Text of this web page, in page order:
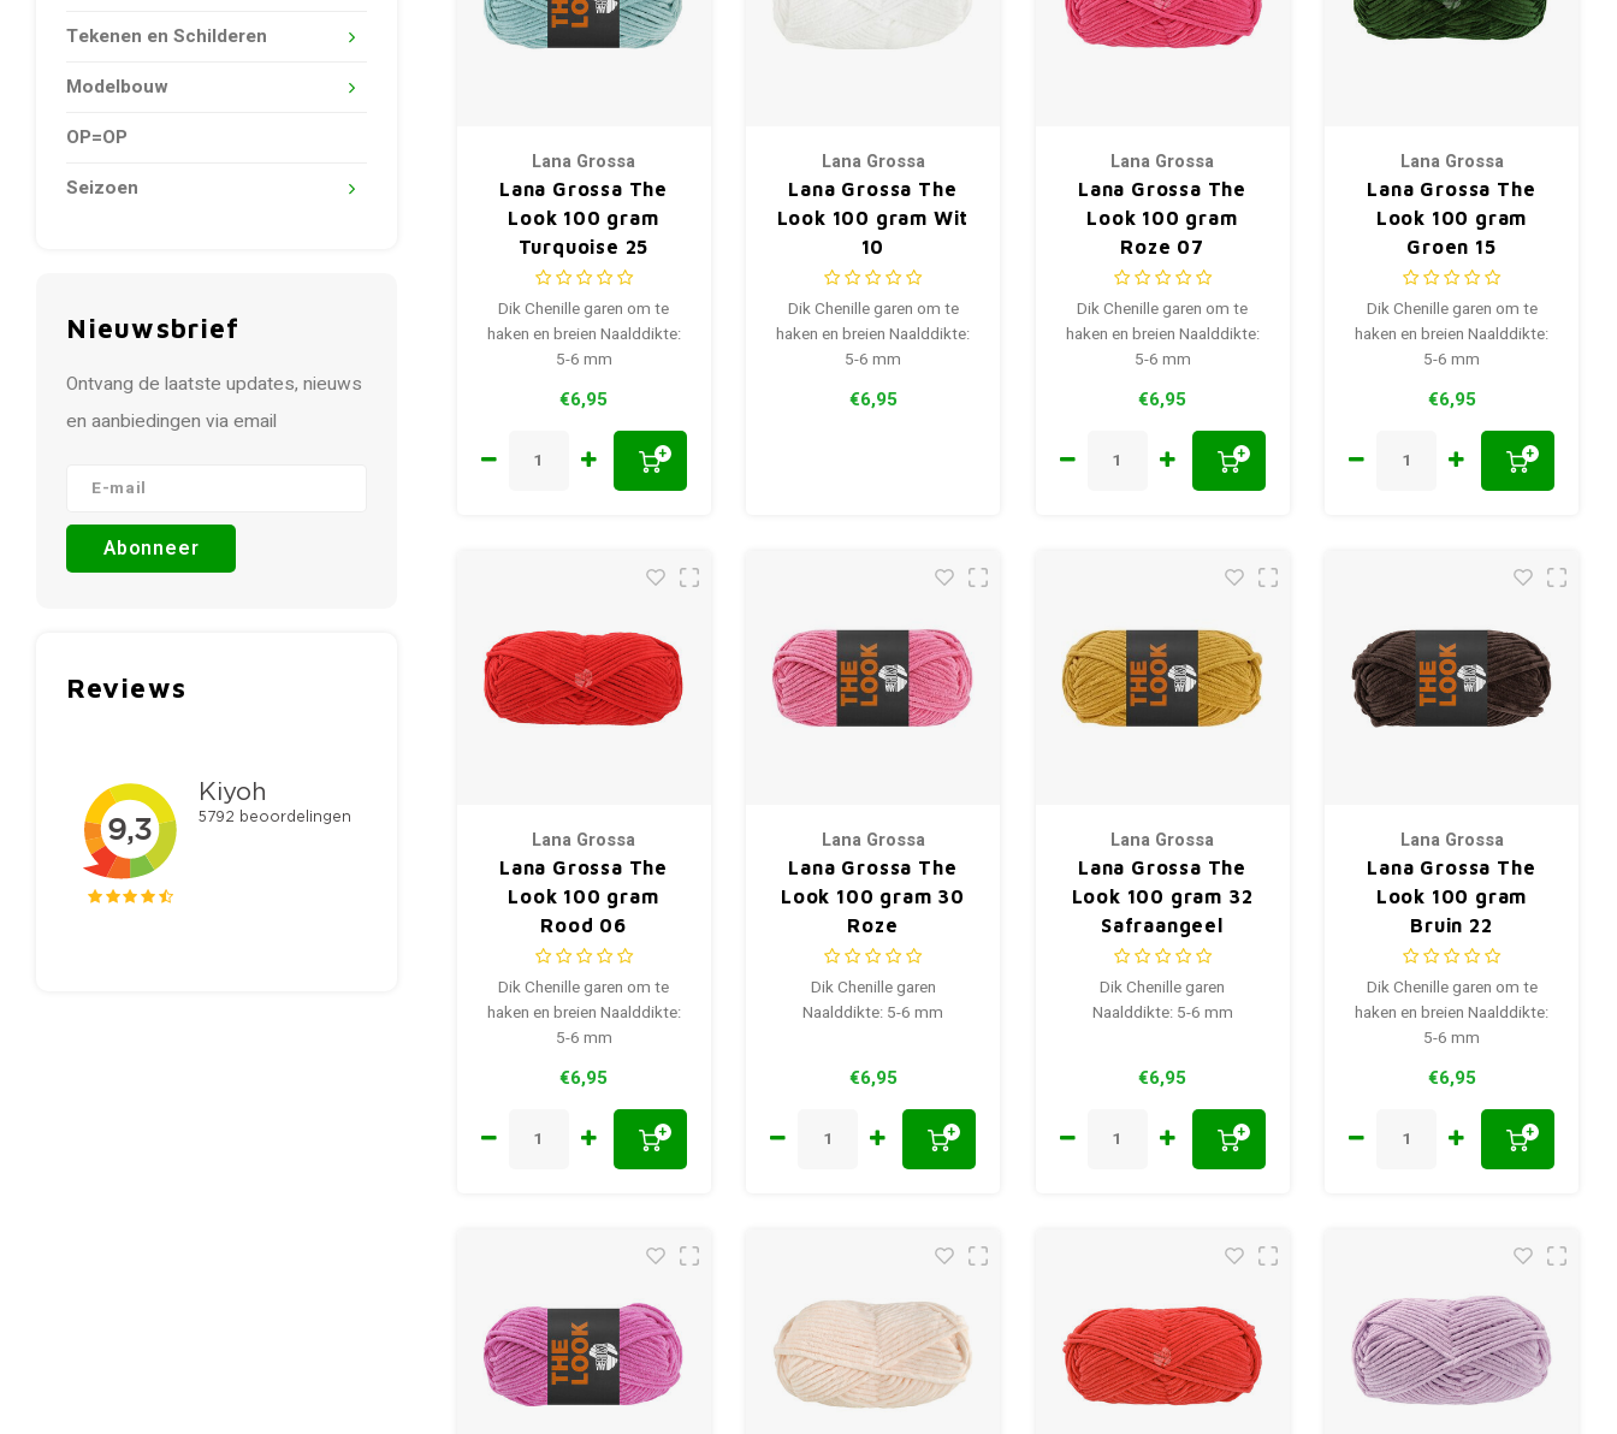
Tekenen en Schilderen
Modelbouw
OP=OP
Seizoen
Nieuwsbrief
Ontvang de laatste updates, nieuws
en aanbiedingen via email
Abonneer
Reviews
Lana Grossa
Lana Grossa The
Look 100 gram
Turquoise 25
Dik Chenille garen om te
haken en breien Naalddikte:
5-6 mm
€6,95
+
Lana Grossa
Lana Grossa The
Look 100 gram Wit
10
Dik Chenille garen om te
haken en breien Naalddikte:
5-6 mm
€6,95
Lana Grossa
Lana Grossa The
Look 100 gram
Roze 07
Dik Chenille garen om te
haken en breien Naalddikte:
5-6 mm
€6,95
+
Lana Grossa
Lana Grossa The
Look 100 gram
Groen 15
Dik Chenille garen om te
haken en breien Naalddikte:
5-6 mm
€6,95
+
Lana Grossa
Lana Grossa The
Look 100 gram
Rood 06
Dik Chenille garen om te
haken en breien Naalddikte:
5-6 mm
€6,95
+
Lana Grossa
Lana Grossa The
Look 100 gram 30
Roze
Dik Chenille garen
Naalddikte: 5-6 mm
€6,95
+
Lana Grossa
Lana Grossa The
Look 100 gram 32
Safraangeel
Dik Chenille garen
Naalddikte: 5-6 mm
€6,95
+
Lana Grossa
Lana Grossa The
Look 100 gram
Bruin 22
Dik Chenille garen om te
haken en breien Naalddikte:
5-6 mm
€6,95
+